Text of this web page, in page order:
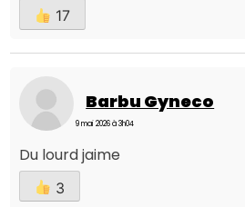
17
Barbu Gyneco
9 mai 2026 à 3h04
Du lourd jaime
3